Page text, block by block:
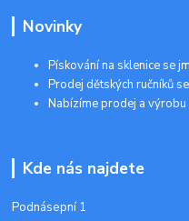
Novinky
Pískování na sklenice se
Prodej dětských ručníků
Nabízíme prodej a
Kde nás najdete
Podnásepní 1